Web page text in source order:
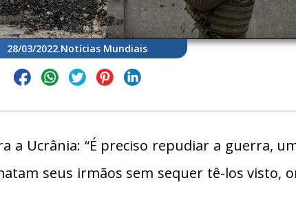
28/03/2022.Notícias Mundiais
a Ucrânia: “É preciso repudiar a guerra,
seus irmãos sem sequer tê-los visto,